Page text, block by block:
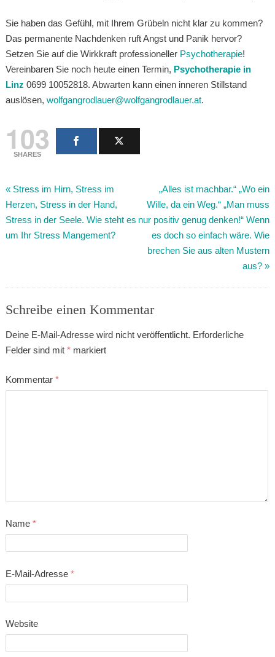
Sie haben das Gefühl, mit Ihrem Grübeln nicht klar zu kommen?
Das permanente Nachdenken ruft Angst und Panik hervor?
Setzen Sie auf die Wirkkraft professioneller Psychotherapie!
Vereinbaren Sie noch heute einen Termin, Psychotherapie in
Linz 0699 10052818. Abwarten kann einen inneren Stillstand
auslösen, wolfgangrodlauer@wolfgangrodlauer.at.
103
SHARES
« Stress im Hirn, Stress im
Herzen, Stress in der Hand,
Stress in der Seele. Wie steht es
um Ihr Stress Mangement?
„Alles ist machbar.“ „Wo ein
Wille, da ein Weg.“ „Man muss
nur positiv genug denken!“ Wenn
es doch so einfach wäre. Wie
brechen Sie aus alten Mustern
aus? »
Schreibe einen Kommentar
Deine E-Mail-Adresse wird nicht veröffentlicht. Erforderliche
Felder sind mit *markiert
Kommentar *
Name *
E-Mail-Adresse *
Website